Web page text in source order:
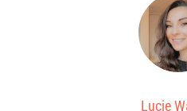
Lucie